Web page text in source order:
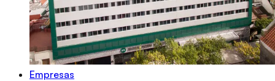
Empresas